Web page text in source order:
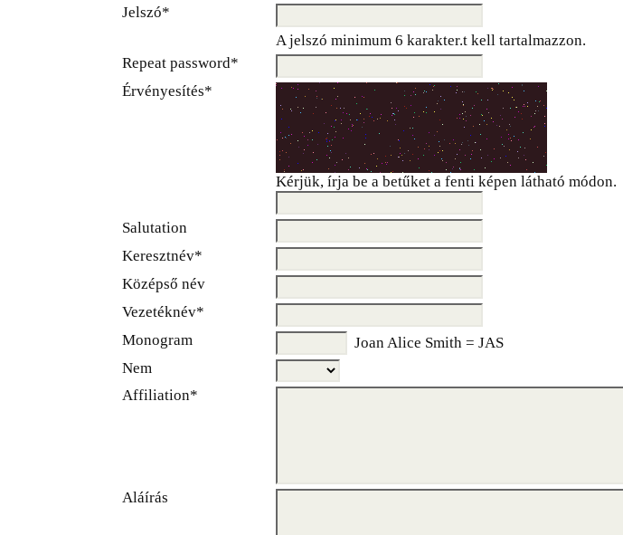
Jelszó*
A jelszó minimum 6 karakter.t kell tartalmazzon.
Repeat password*
Érvényesítés*
Kérjük, írja be a betűket a fenti képen látható módon.
Salutation
Keresztnév*
Középső név
Vezetéknév*
Monogram
Joan Alice Smith = JAS
Nem
Affiliation*
Aláírás